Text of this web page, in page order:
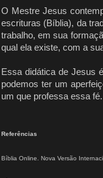
O Mestre Jesus
escrituras (Bíblia), da
trabalho, em sua
qual ela existe, com a
Essa didática de Jesus
podemos ter um
um que professa essa fé.
Referências
Bíblia Online. Nova Versão